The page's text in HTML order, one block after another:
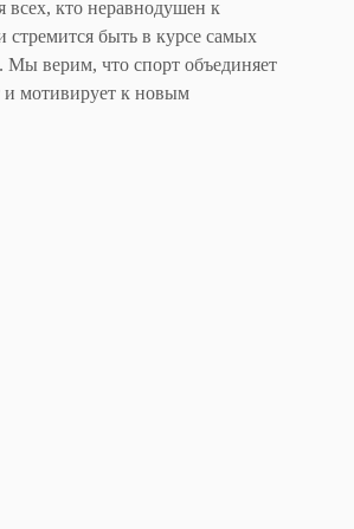
всех, кто неравнодушен к
быть в курсе самых
Мы верим, что спорт объединяет
и мотивирует к новым